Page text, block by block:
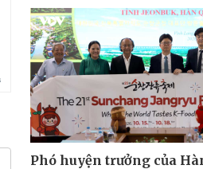
Phó huyện trưởng của